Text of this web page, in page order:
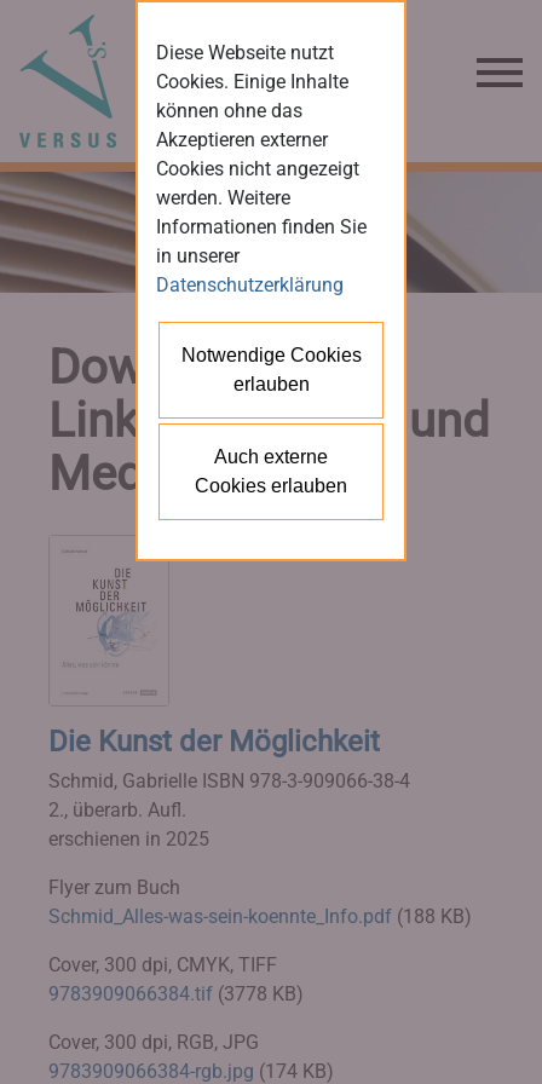
Downloads und
Links für Presse und
Medien
Die Kunst der Möglichkeit
Schmid, Gabrielle ISBN 978-3-909066-38-4
2., überarb. Aufl.
erschienen in 2025
Flyer zum Buch
Schmid_Alles-was-sein-koennte_Info.pdf (188 KB)
Cover, 300 dpi, CMYK, TIFF
9783909066384.tif (3778 KB)
Cover, 300 dpi, RGB, JPG
9783909066384-rgb.jpg (174 KB)
Diese Webseite nutzt
Cookies. Einige Inhalte
können ohne das
Akzeptieren externer
Cookies nicht angezeigt
werden. Weitere
Informationen finden Sie
in unserer
Datenschutzerklärung
Notwendige Cookies
erlauben
Auch externe
Cookies erlauben